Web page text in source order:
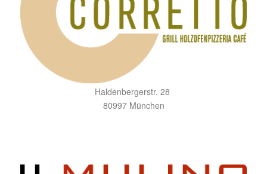
Haldenbergerstr. 28
80997 München